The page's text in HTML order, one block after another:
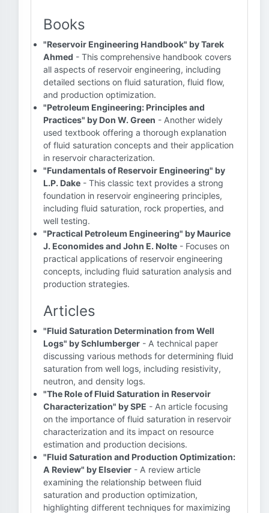
Books
"Reservoir Engineering Handbook" by Tarek
Ahmed - This comprehensive handbook covers
all aspects of reservoir engineering, including
detailed sections on fluid saturation, fluid flow,
and production optimization.
"Petroleum Engineering: Principles and
Practices" by Don W. Green - Another widely
used textbook offering a thorough explanation
of fluid saturation concepts and their application
in reservoir characterization.
"Fundamentals of Reservoir Engineering" by
L.P. Dake - This classic text provides a strong
foundation in reservoir engineering principles,
including fluid saturation, rock properties, and
well testing.
"Practical Petroleum Engineering" by Maurice
J. Economides and John E. Nolte - Focuses on
practical applications of reservoir engineering
concepts, including fluid saturation analysis and
production strategies.
Articles
"Fluid Saturation Determination from Well
Logs" by Schlumberger - A technical paper
discussing various methods for determining fluid
saturation from well logs, including resistivity,
neutron, and density logs.
"The Role of Fluid Saturation in Reservoir
Characterization" by SPE - An article focusing
on the importance of fluid saturation in reservoir
characterization and its impact on resource
estimation and production decisions.
"Fluid Saturation and Production Optimization:
A Review" by Elsevier - A review article
examining the relationship between fluid
saturation and production optimization,
highlighting different techniques for maximizing